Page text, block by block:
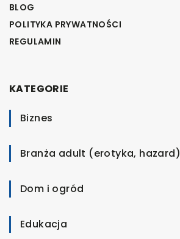
BLOG
POLITYKA PRYWATNOŚCI
REGULAMIN
KATEGORIE
Biznes
Branża adult (erotyka, hazard)
Dom i ogród
Edukacja